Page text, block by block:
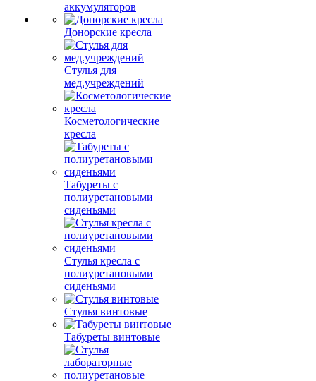
аккумуляторов
Донорские кресла
Стулья для
мед.учреждений
Косметологические
кресла
Табуреты с
полиуретановыми
сиденьями
Стулья кресла с
полиуретановыми
сиденьями
Стулья винтовые
Табуреты винтовые